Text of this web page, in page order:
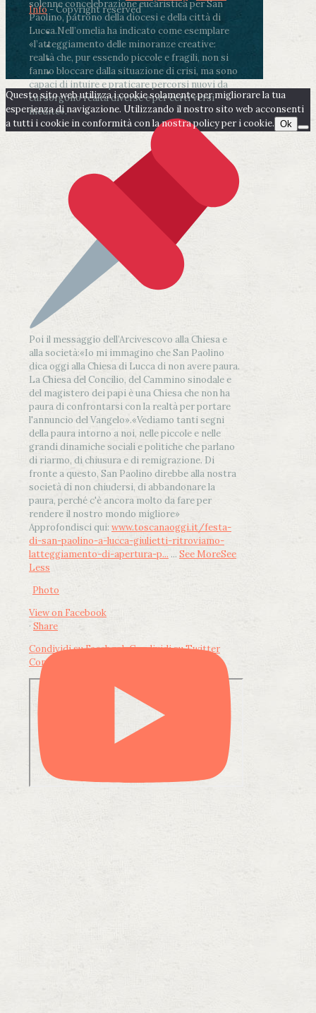
solenne concelebrazione eucaristica per San
Paolino, patrono della diocesi e della città di
Lucca.Nell’omelia ha indicato come esemplare
«l’atteggiamento delle minoranze creative:
realtà che, pur essendo piccole e fragili, non si
fanno bloccare dalla situazione di crisi, ma sono
capaci di intuire e praticare percorsi nuovi da
cui sorgono realtà diverse e per certi versi
inedite».
Poi il messaggio dell’Arcivescovo alla Chiesa e
alla società:«Io mi immagino che San Paolino
dica oggi alla Chiesa di Lucca di non avere paura.
La Chiesa del Concilio, del Cammino sinodale e
del magistero dei papi è una Chiesa che non ha
paura di confrontarsi con la realtà per portare
l'annuncio del Vangelo».«Vediamo tanti segni
della paura intorno a noi, nelle piccole e nelle
grandi dinamiche sociali e politiche che parlano
di riarmo, di chiusura e di remigrazione. Di
fronte a questo, San Paolino direbbe alla nostra
società di non chiudersi, di abbandonare la
paura, perché c'è ancora molto da fare per
rendere il nostro mondo migliore»
Approfondisci qui: www.toscanaoggi.it/festa-
di-san-paolino-a-lucca-giulietti-ritroviamo-
latteggiamento-di-apertura-p... ... See MoreSee
Less
Photo
View on Facebook
· Share
Condividi su FacebookCondividi su Twitter
Condividi su LinkedIn
Info- Copyright reserved
Questo sito web utilizza i cookie solamente per migliorare la tua
esperienza di navigazione. Utilizzando il nostro sito web acconsenti
a tutti i cookie in conformità con la nostra policy per i cookie. Ok